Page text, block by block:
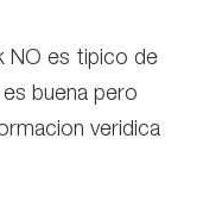
NO es tipico de
buena pero
veridica